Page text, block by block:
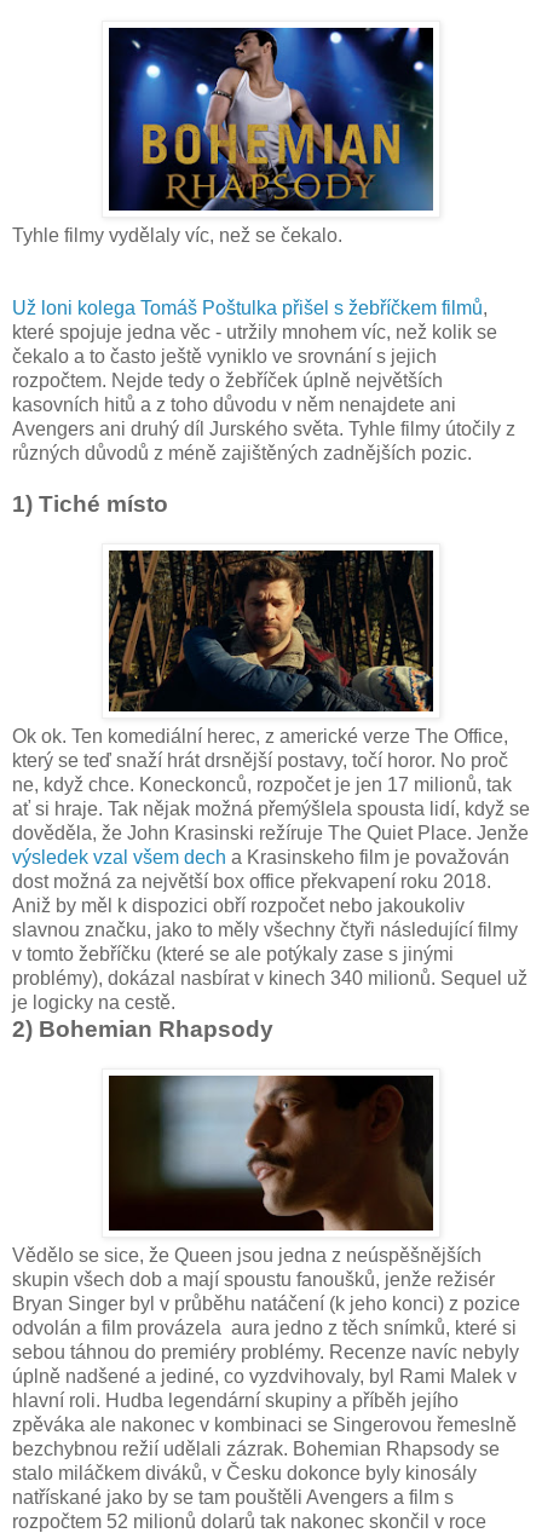
Tyhle filmy vydělaly víc, než se čekalo.
Už loni kolega Tomáš Poštulka přišel s žebříčkem filmů,
které spojuje jedna věc - utržily mnohem víc, než kolik se
čekalo a to často ještě vyniklo ve srovnání s jejich
rozpočtem. Nejde tedy o žebříček úplně největších
kasovních hitů a z toho důvodu v něm nenajdete ani
Avengers ani druhý díl Jurského světa. Tyhle filmy útočily z
různých důvodů z méně zajištěných zadnějších pozic.
1) Tiché místo
Ok ok. Ten komediální herec, z americké verze The Office,
který se teď snaží hrát drsnější postavy, točí horor. No proč
ne, když chce. Koneckonců, rozpočet je jen 17 milionů, tak
ať si hraje. Tak nějak možná přemýšlela spousta lidí, když se
dověděla, že John Krasinski režíruje The Quiet Place. Jenže
výsledek vzal všem dech a Krasinskeho film je považován
dost možná za největší box office překvapení roku 2018.
Aniž by měl k dispozici obří rozpočet nebo jakoukoliv
slavnou značku, jako to měly všechny čtyři následující filmy
v tomto žebříčku (které se ale potýkaly zase s jinými
problémy), dokázal nasbírat v kinech 340 milionů. Sequel už
je logicky na cestě.
2) Bohemian Rhapsody
Vědělo se sice, že Queen jsou jedna z neúspěšnějších
skupin všech dob a mají spoustu fanoušků, jenže režisér
Bryan Singer byl v průběhu natáčení (k jeho konci) z pozice
odvolán a film provázela aura jedno z těch snímků, které si
sebou táhnou do premiéry problémy. Recenze navíc nebyly
úplně nadšené a jediné, co vyzdvihovaly, byl Rami Malek v
hlavní roli. Hudba legendární skupiny a příběh jejího
zpěváka ale nakonec v kombinaci se Singerovou řemeslně
bezchybnou režií udělali zázrak. Bohemian Rhapsody se
stalo miláčkem diváků, v Česku dokonce byly kinosály
natřískané jako by se tam pouštěli Avengers a film s
rozpočtem 52 milionů dolarů tak nakonec skončil v roce